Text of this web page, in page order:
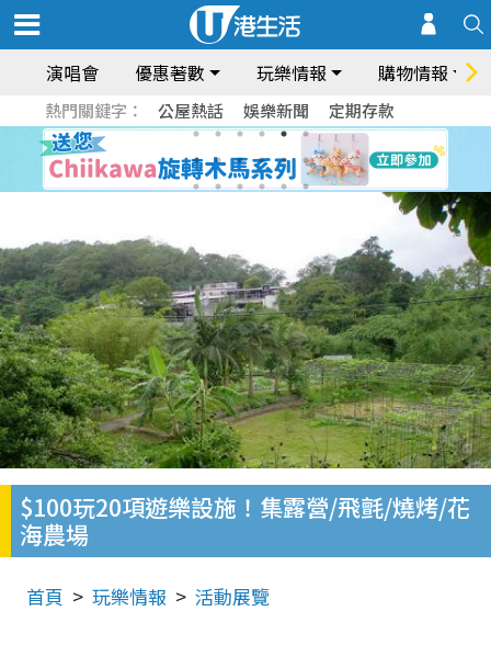
演唱會 優惠著數 玩樂情報 購物情報
熱門關鍵字： 公屋熱話 娛樂新聞 定期存款
$100玩20項遊樂設施！集露營/飛氈/燒烤/花
海農場
首頁 玩樂情報 活動展覽